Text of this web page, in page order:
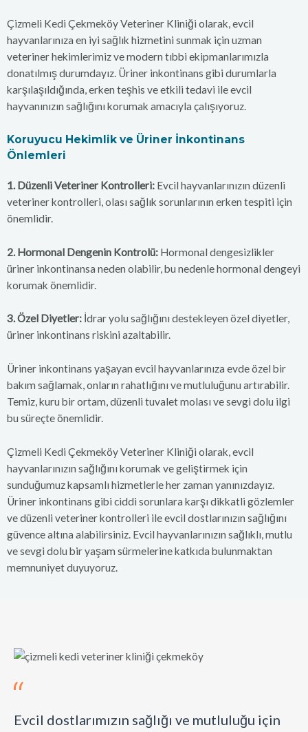
Çizmeli Kedi Çekmeköy Veteriner Kliniği olarak, evcil
hayvanlarınıza en iyi sağlık hizmetini sunmak için uzman
veteriner hekimlerimiz ve modern tıbbi ekipmanlarımızla
donatılmış durumdayız. Üriner inkontinans gibi durumlarla
karşılaşıldığında, erken teşhis ve etkili tedavi ile evcil
hayvanınızın sağlığını korumak amacıyla çalışıyoruz.
Koruyucu Hekimlik ve Üriner İnkontinans
Önlemleri
1. Düzenli Veteriner Kontrolleri: Evcil hayvanlarınızın düzenli
veteriner kontrolleri, olası sağlık sorunlarının erken tespiti için
önemlidir.
2. Hormonal Dengenin Kontrolü: Hormonal dengesizlikler
üriner inkontinansa neden olabilir, bu nedenle hormonal dengeyi
korumak önemlidir.
3. Özel Diyetler: İdrar yolu sağlığını destekleyen özel diyetler,
üriner inkontinans riskini azaltabilir.
Üriner inkontinans yaşayan evcil hayvanlarınıza evde özel bir
bakım sağlamak, onların rahatlığını ve mutluluğunu artırabilir.
Temiz, kuru bir ortam, düzenli tuvalet molası ve sevgi dolu ilgi
bu süreçte önemlidir.
Çizmeli Kedi Çekmeköy Veteriner Kliniği olarak, evcil
hayvanlarınızın sağlığını korumak ve geliştirmek için
sunduğumuz kapsamlı hizmetlerle her zaman yanınızdayız.
Üriner inkontinans gibi ciddi sorunlara karşı dikkatli gözlemler
ve düzenli veteriner kontrolleri ile evcil dostlarınızın sağlığını
güvence altına alabilirsiniz. Evcil hayvanlarınızın sağlıklı, mutlu
ve sevgi dolu bir yaşam sürmelerine katkıda bulunmaktan
memnuniyet duyuyoruz.
Evcil dostlarımızın sağlığı ve mutluluğu için